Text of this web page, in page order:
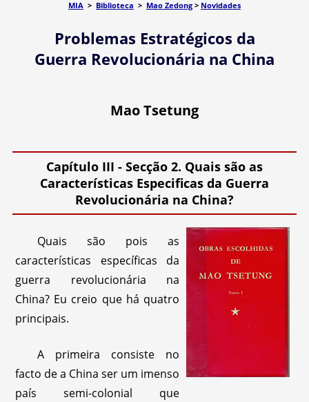
MIA > Biblioteca > Mao Zedong > Novidades
Problemas Estratégicos da
Guerra Revolucionária na China
Mao Tsetung
Capítulo III - Secção 2. Quais são as
Características Especificas da Guerra
Revolucionária na China?
Quais são pois as
características específicas da
guerra revolucionária na
China? Eu creio que há quatro
principais.
A primeira consiste no
facto de a China ser um imenso
país semi-colonial que